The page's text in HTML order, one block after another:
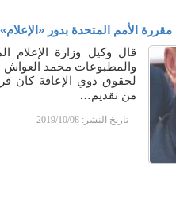
الأمم المتحدة بدور
قال وكيل وزارة الإعلام
والمطبوعات محمد العواش
لحقوق ذوي الإعاقة كان
من تقديم…
تاريخ النشر: 2019/10/08